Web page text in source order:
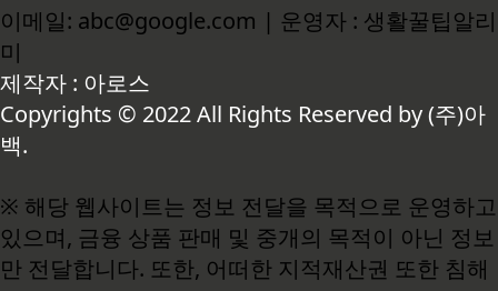
이메일: abc@google.com | 운영자 : 생활꿀팁알리
미
제작자 : 아로스
Copyrights © 2022 All Rights Reserved by (주)아
백.
※ 해당 웹사이트는 정보 전달을 목적으로 운영하고
있으며, 금융 상품 판매 및 중개의 목적이 아닌 정보
만 전달합니다. 또한, 어떠한 지적재산권 또한 침해